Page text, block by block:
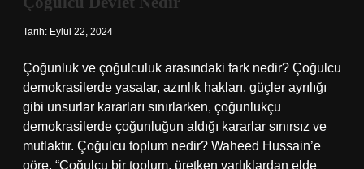
Tarih: Eylül 22, 2024
Çoğunluk ve çoğulculuk arasındaki fark nedir? Çoğulcu
demokrasilerde yasalar, azınlık hakları, güçler ayrılığı
gibi unsurlar kararları sınırlarken, çoğunlukçu
demokrasilerde çoğunluğun aldığı kararlar sınırsız ve
mutlaktır. Çoğulcu toplum nedir? Waheed Hussain’e
göre, “Çoğulcu bir toplum, üretken varlıklardan elde